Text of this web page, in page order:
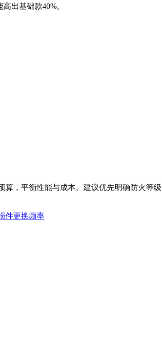
出基础款40%。
，平衡性能与成本。建议优先明确防火等
件更换频率